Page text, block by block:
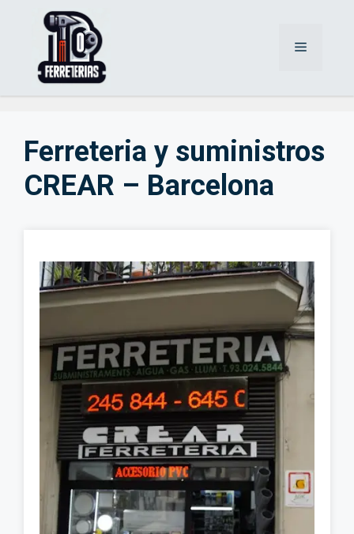
Menú
Ferreteria y suministros
CREAR – Barcelona